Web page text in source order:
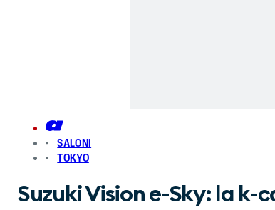
SALONI
TOKYO
Suzuki Vision e-Sky: la k-